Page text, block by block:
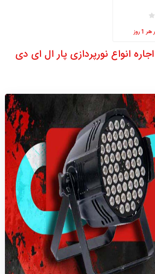
انواع نورپردازی پار ال ای دی